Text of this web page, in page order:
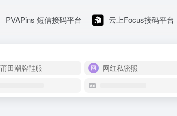
PVAPins 短信接码平台 云上Focus接码平台
莆田潮牌鞋服 网红私密照